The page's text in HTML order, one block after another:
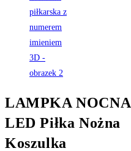
LAMPKA NOCNA
LED Piłka Nożna
Koszulka